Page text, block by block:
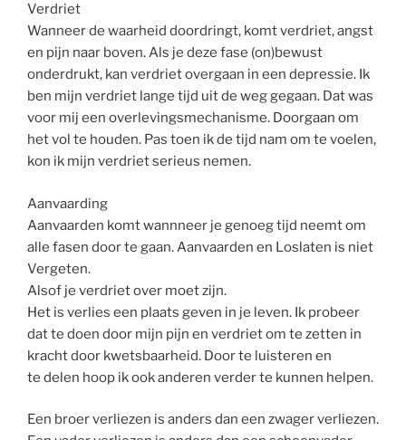
Verdriet
Wanneer de waarheid doordringt, komt verdriet, angst
en pijn naar boven. Als je deze fase (on)bewust
onderdrukt, kan verdriet overgaan in een depressie. Ik
ben mijn verdriet lange tijd uit de weg gegaan. Dat was
voor mij een overlevingsmechanisme. Doorgaan om
het vol te houden. Pas toen ik de tijd nam om te voelen,
kon ik mijn verdriet serieus nemen.
Aanvaarding
Aanvaarden komt wannneer je genoeg tijd neemt om
alle fasen door te gaan. Aanvaarden en Loslaten is niet
Vergeten.
Alsof je verdriet over moet zijn.
Het is verlies een plaats geven in je leven. Ik probeer
dat te doen door mijn pijn en verdriet om te zetten in
kracht door kwetsbaarheid. Door te luisteren en
te delen hoop ik ook anderen verder te kunnen helpen.
Een broer verliezen is anders dan een zwager verliezen.